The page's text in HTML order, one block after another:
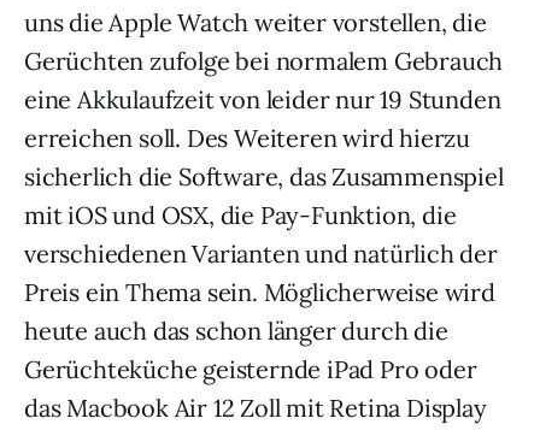
uns die Apple Watch weiter vorstellen, die
Gerüchten zufolge bei normalem Gebrauch
eine Akkulaufzeit von leider nur 19 Stunden
erreichen soll. Des Weiteren wird hierzu
sicherlich die Software, das Zusammenspiel
mit iOS und OSX, die Pay-Funktion, die
verschiedenen Varianten und natürlich der
Preis ein Thema sein. Möglicherweise wird
heute auch das schon länger durch die
Gerüchteküche geisternde iPad Pro oder
das Macbook Air 12 Zoll mit Retina Display